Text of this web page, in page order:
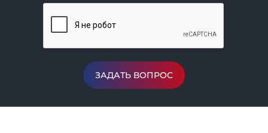
ЗАДАТЬ ВОПРОС